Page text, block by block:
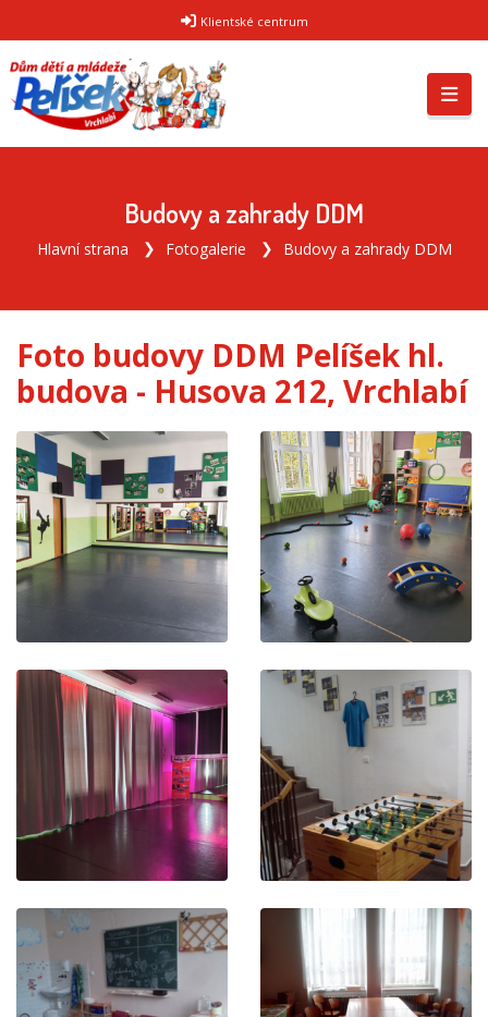
Klientské centrum
Budovy a zahrady DDM
Hlavní strana Fotogalerie Budovy a zahrady DDM
Foto budovy DDM Pelíšek hl.
budova - Husova 212, Vrchlabí